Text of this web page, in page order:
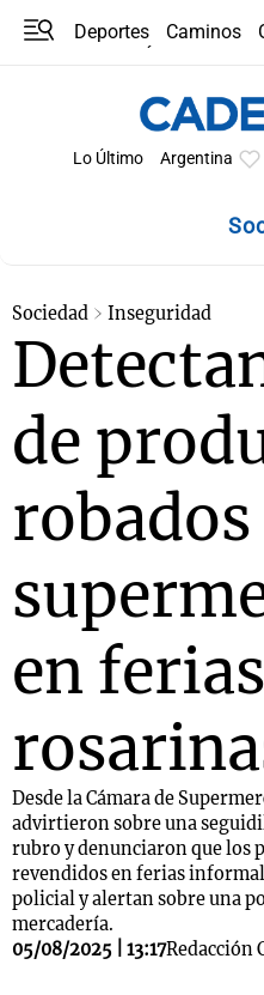
Deportes Caminos
Lo Último Argentina
Sociedad Inseguridad
de
robados
en ferias
Desde la Cámara de
advirtieron sobre una
rubro y denunciaron que los
revendidos en ferias
policial y alertan sobre una
mercadería.
05/08/2025 | 13:17Redacción